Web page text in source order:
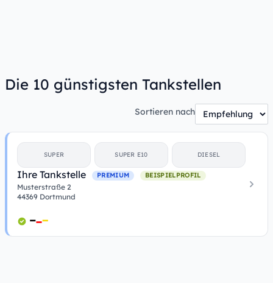
Die 10 günstigsten Tankstellen
Sortieren nach
SUPER SUPER E10 DIESEL
Ihre Tankstelle PREMIUM BEISPIELPROFIL
Musterstraße 2
44369 Dortmund